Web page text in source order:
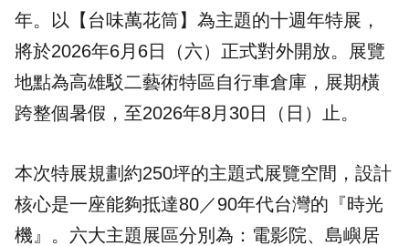
年。以【台味萬花筒】為主題的十週年特展 ，
將於2026年6月6日（六）正式對外開放。展覽
地點為高雄駁二藝術特區自行車倉庫 ，展期橫
跨整個暑假，至2026年8月30日（日）止。
本次特展規劃約250坪的主題式展覽空間，設計
核心是一座能夠抵達80／90年代台灣的『時光
機』。六大主題展區分別為：電影院、島嶼居